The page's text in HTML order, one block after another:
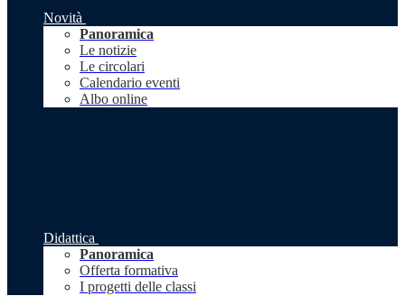
Novità
Panoramica
Le notizie
Le circolari
Calendario eventi
Albo online
Didattica
Panoramica
Offerta formativa
I progetti delle classi